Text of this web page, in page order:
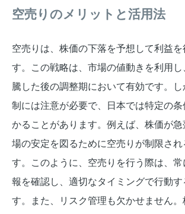
空売りのメリットと活用法
空売りは、株価の下落を予想して利益
す。この戦略は、市場の値動きを利用
騰した後の調整期において有効です。
制には注意が必要で、日本では特定の
かることがあります。例えば、株価が
場の安定を図るために空売りが制限され
す。このように、空売りを行う際は、
報を確認し、適切なタイミングで行動
す。また、リスク管理も欠かせません。